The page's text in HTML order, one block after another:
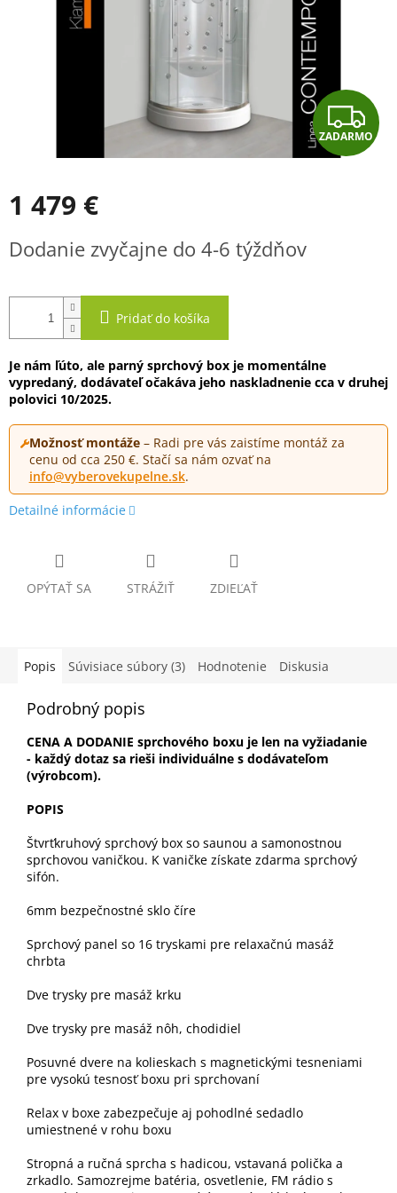
Z
A
ZADARMO
1 479 €
cena:
Dodanie zvyčajne do 4-6 týždňov
Pridať do košíka
Je nám ľúto, ale parný sprchový box je momentálne
vypredaný, dodávateľ očakáva jeho naskladnenie cca v druhej
polovici 10/2025.
Možnosť montáže– Radi pre vás zaistíme montáž za
cenu od cca 250 €. Stačí sa nám ozvať na
info@vyberovekupelne.sk.
Detailné informácie
OPÝTAŤ SA STRÁŽIŤ ZDIEĽAŤ
Popis Súvisiace súbory (3) Hodnotenie Diskusia
Podrobný popis
CENA A DODANIE sprchového boxu je len na vyžiadanie
- každý dotaz sa rieši individuálne s dodávateľom
(výrobcom).
POPIS
Štvrťkruhový sprchový box so saunou a samonostnou
sprchovou vaničkou. K vaničke získate zdarma sprchový
sifón.
6mm bezpečnostné sklo číre
Sprchový panel so 16 tryskami pre relaxačnú masáž
chrbta
Dve trysky pre masáž krku
Dve trysky pre masáž nôh, chodidiel
Posuvné dvere na kolieskach s magnetickými tesneniami
pre vysokú tesnosť boxu pri sprchovaní
Relax v boxe zabezpečuje aj pohodlné sedadlo
umiestnené v rohu boxu
Stropná a ručná sprcha s hadicou, vstavaná polička a
zrkadlo. Samozrejme batéria, osvetlenie, FM rádio s